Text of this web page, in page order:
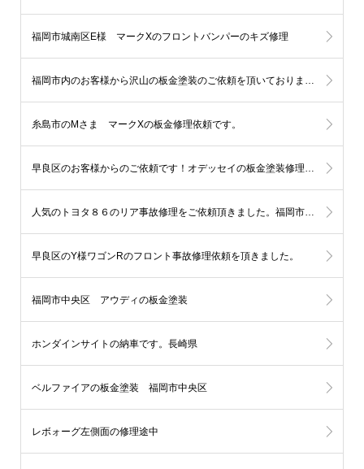
福岡市城南区E様 マークXのフロントバンパーのキズ修理
福岡市内のお客様から沢山の板金塗装のご依頼を頂いております。
糸島市のMさま マークXの板金修理依頼です。
早良区のお客様からのご依頼です！オデッセイの板金塗装修理（左ドア、クオーター）
人気のトヨタ８６のリア事故修理をご依頼頂きました。福岡市西区
早良区のY様ワゴンRのフロント事故修理依頼を頂きました。
福岡市中央区 アウディの板金塗装
ホンダインサイトの納車です。長崎県
ベルファイアの板金塗装 福岡市中央区
レボォーグ左側面の修理途中